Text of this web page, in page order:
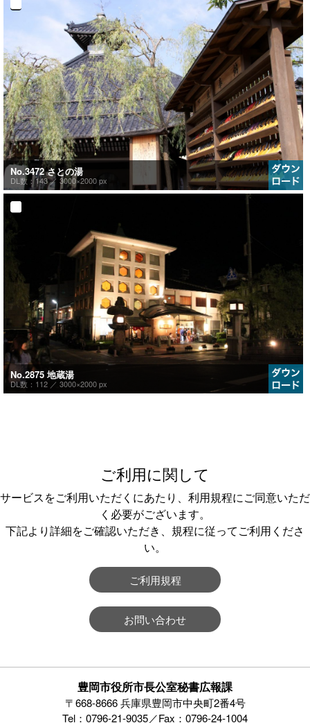
No.3472 さとの湯
DL数：143 ／ 3000×2000 px
No.2875 地蔵湯
DL数：112 ／ 3000×2000 px
ご利用に関して
サービスをご利用いただくにあたり、利用規程にご同意いただ
く必要がございます。
下記より詳細をご確認いただき、規程に従ってご利用くださ
い。
ご利用規程
お問い合わせ
豊岡市役所市長公室秘書広報課
〒668-8666 兵庫県豊岡市中央町2番4号
Tel：0796-21-9035／Fax：0796-24-1004